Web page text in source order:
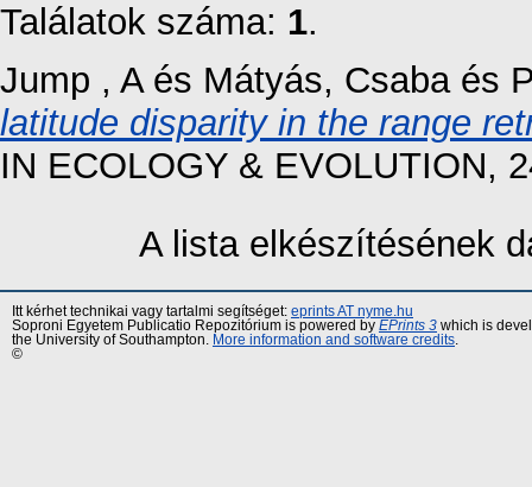
Találatok száma: 1.
Jump , Aés Mátyás, Csabaés
latitude disparity in the range
IN ECOLOGY & EVOLUTION,
A lista elkészítésének
Itt kérhet technikai vagy tartalmi segítséget: eprints AT nyme.hu
Soproni Egyetem Publicatio Repozitórium is powered by EPrints 3 which is
the University of Southampton.
More information and software credits
©